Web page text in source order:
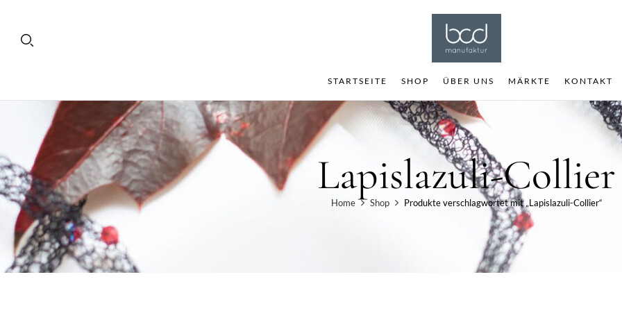
STARTSEITE SHOP ÜBER UNS MÄRKTE KONTAKT
Lapislazuli-Collier
Home Shop Produkte verschlagwortet mit „Lapislazuli-Collier“